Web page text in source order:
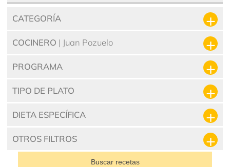
CATEGORÍA
COCINERO | Juan Pozuelo
PROGRAMA
TIPO DE PLATO
DIETA ESPECÍFICA
OTROS FILTROS
Buscar recetas